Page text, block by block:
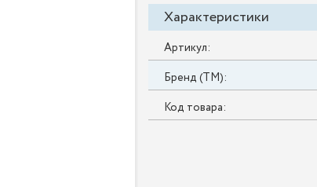
Характеристики
Артикул:
Бренд (ТМ):
Код товара: